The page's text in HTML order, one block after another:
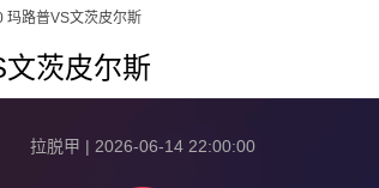
玛路普VS文茨皮尔斯
茨皮尔斯
拉脱甲 | 2026-06-14 22:00:00